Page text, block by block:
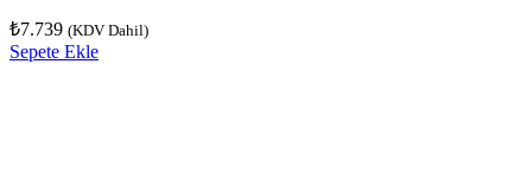
₺7.739 (KDV Dahil)
Sepete Ekle